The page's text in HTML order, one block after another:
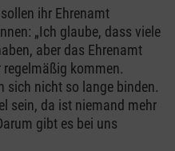
ihr Ehrenamt
„Ich glaube, dass viele
aber das Ehrenamt
kommen.
sich nicht so lange binden.
sein, da ist niemand mehr
gibt es bei uns